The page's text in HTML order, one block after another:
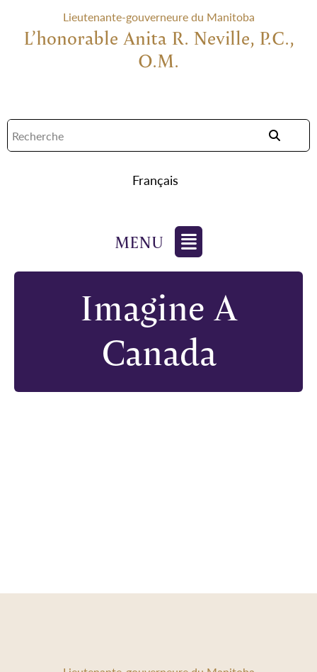
Lieutenante-gouverneure du Manitoba
L’honorable Anita R. Neville, P.C.,
O.M.
Français
Imagine A
Canada